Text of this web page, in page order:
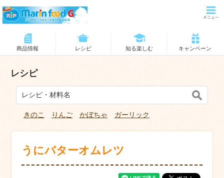
商品情報 レシピ 知る楽しむ キャンペーン
レシピ
きのこ りんご かぼちゃ ガーリック
うにバターオムレツ